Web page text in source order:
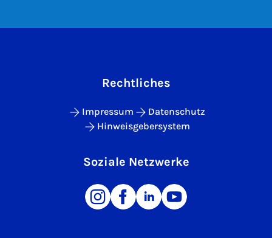
Rechtliches
Impressum
Datenschutz
Hinweisgebersystem
Soziale Netzwerke